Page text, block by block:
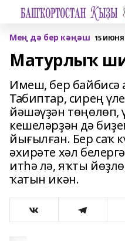
Мең дә бер кәңәш 15 ИЮНЯ
Матурлыҡ
Имеш, бер байбисә
Табиптар, сирең
йәшәүҙән төңөлөп,
кешеләрҙән дә
йығылған. Бер саҡ
әхирәте хәл
итһә лә, яҡты
ҡатын икән.